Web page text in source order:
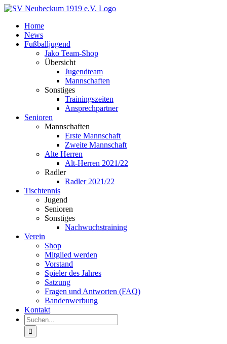
Zum
springenHome
News
Fußballjugend
Jako Team-Shop
Übersicht
Jugendteam
Mannschaften
Sonstiges
Trainingszeiten
Ansprechpartner
Senioren
Mannschaften
Erste Mannschaft
Zweite Mannschaft
Alte Herren
Alt-Herren 2021/22
Radler
Radler 2021/22
Tischtennis
Jugend
Senioren
Sonstiges
Nachwuchstraining
Verein
Shop
Mitglied werden
Vorstand
Spieler des Jahres
Satzung
Fragen und Antworten (FAQ)
Bandenwerbung
Kontakt
Suche
nach: